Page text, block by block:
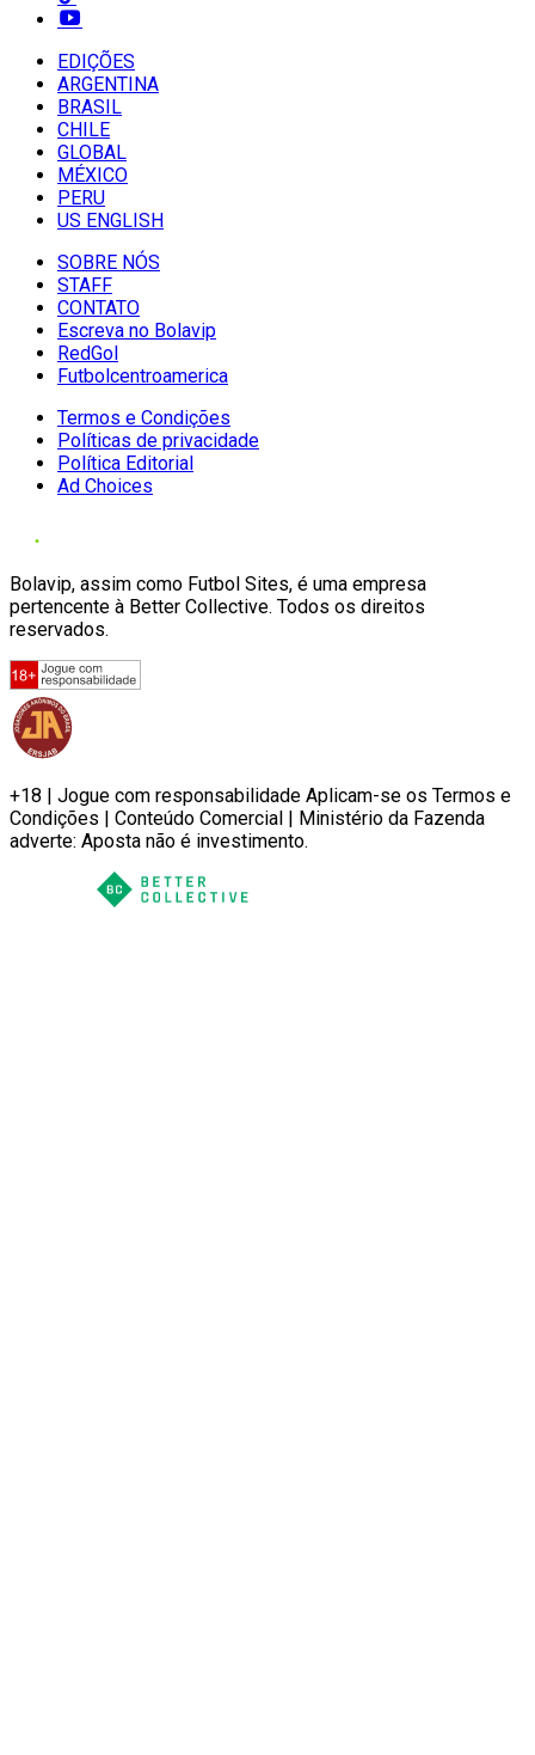
EDIÇÕES
ARGENTINA
BRASIL
CHILE
GLOBAL
MÉXICO
PERU
US ENGLISH
SOBRE NÓS
STAFF
CONTATO
Escreva no Bolavip
RedGol
Futbolcentroamerica
Termos e Condições
Políticas de privacidade
Política Editorial
Ad Choices
Bolavip, assim como Futbol Sites, é uma empresa
pertencente à Better Collective. Todos os direitos
reservados.
+18 | Jogue com responsabilidade Aplicam-se os Termos e
Condições | Conteúdo Comercial | Ministério da Fazenda
adverte: Aposta não é investimento.